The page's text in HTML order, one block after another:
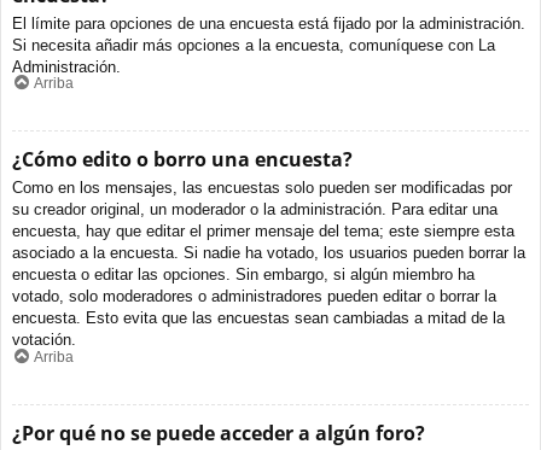
El límite para opciones de una encuesta está fijado por la administración.
Si necesita añadir más opciones a la encuesta, comuníquese con La
Administración.
Arriba
¿Cómo edito o borro una encuesta?
Como en los mensajes, las encuestas solo pueden ser modificadas por
su creador original, un moderador o la administración. Para editar una
encuesta, hay que editar el primer mensaje del tema; este siempre esta
asociado a la encuesta. Si nadie ha votado, los usuarios pueden borrar la
encuesta o editar las opciones. Sin embargo, si algún miembro ha
votado, solo moderadores o administradores pueden editar o borrar la
encuesta. Esto evita que las encuestas sean cambiadas a mitad de la
votación.
Arriba
¿Por qué no se puede acceder a algún foro?